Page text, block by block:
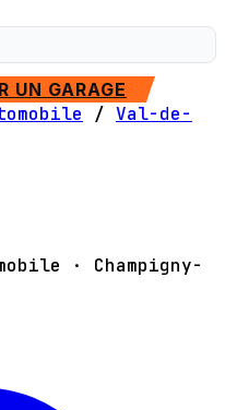
UN GARAGE
/ Val-de-
· Champigny-